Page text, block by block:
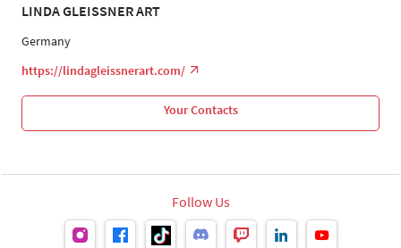
LINDA GLEISSNER ART
Germany
https://lindagleissnerart.com/
Your Contacts
Follow Us